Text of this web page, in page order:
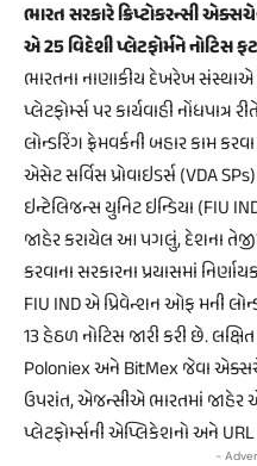
ભારત સરકારે ક્રિપ્ટોકરન્સી
એ 25 વિદેશી પ્લેટફોર્મને નોટિસ
ભારતના નાણાકીય દેખરેખ સંસ્થાએ
પ્લેટફોર્મ્સ પર કાર્યવાહી નોંધપાત્ર
લોન્ડરિંગ ફ્રેમવર્કની બહાર કામ
એસેટ સર્વિસ પ્રોવાઇડર્સ (VDA
ઇન્ટેલિજન્સ યુનિટ ઇન્ડિયા (FIU
જાહેર કરાયેલ આ પગલું, દેશના
કરવાના સરકારના પ્રયાસમાં
FIU IND એ પ્રિવેન્શન ઓફ મની
13 હેઠળ નોટિસ જારી કરી છે.
Poloniex અને BitMex જેવા
ઉપરાંત, એજન્સીએ ભારતમાં
પ્લેટફોર્મ્સની એપ્લિકેશનો અને URL
-